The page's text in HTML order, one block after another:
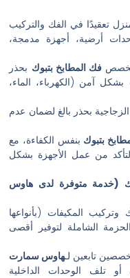
الفك والتركيب
مدمجة،
بتبوك بحذر
الماء،
بالغ لضمان عدم
الكفاءة، مع
الأجهزة بشكل
لدى هاوس
(بأنواعها
لتوفير أقصى
هاوس سمارت
الداخلية